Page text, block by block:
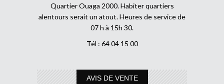
Quartier Ouaga 2000. Habiter quartiers
alentours serait un atout. Heures de service de
07 h à 15h 30.
Tél : 64 04 15 00
AVIS DE VENTE